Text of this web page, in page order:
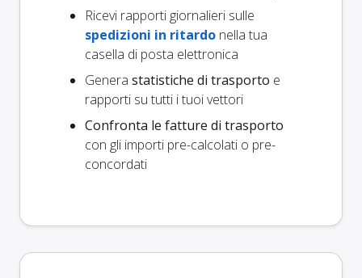
Ricevi rapporti giornalieri sulle
spedizioni in ritardo nella tua
casella di posta elettronica
Genera statistiche di trasporto e
rapporti su tutti i tuoi vettori
Confronta le fatture di trasporto
con gli importi pre-calcolati o pre-
concordati